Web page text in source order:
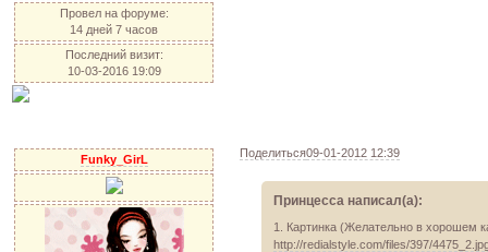
Провел на форуме:
14 дней 7 часов
Последний визит:
10-03-2016 19:09
Поделиться09-01-2012 12:39
Funky_GirL
Принцесса написал(а):
1. Картинка (Желательно в хорошем
http://redialstyle.com/files/397/